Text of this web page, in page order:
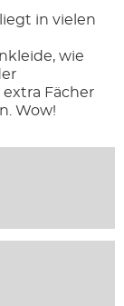
in vielen
wie
Fächer
Wow!